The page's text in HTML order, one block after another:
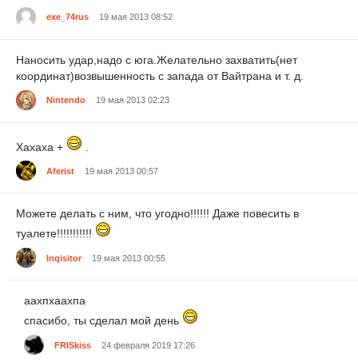
exe_74rus 19 мая 2013 08:52
Наносить удар,надо с юга.Желательно захватить(нет
координат)возвышенность с запада от Вайтрана и т. д.
Nintendo 19 мая 2013 02:23
Хахаха +
Aferist 19 мая 2013 00:57
Можете делать с ним, что угодно!!!!!! Даже повесить в
туалете!!!!!!!!!!!
Inqisitor 19 мая 2013 00:55
аахпхаахпа
спасибо, ты сделал мой день
FRISkiss 24 февраля 2019 17:26